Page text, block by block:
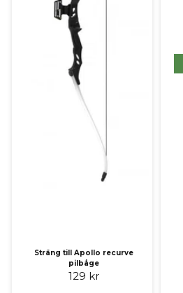
Sträng till Apollo recurve
pilbåge
129 kr